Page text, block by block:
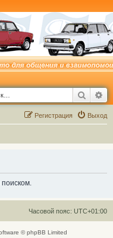
Поиск
Выход
Регистрация
Часовой пояс: UTC+01:00
© phpBB Limited